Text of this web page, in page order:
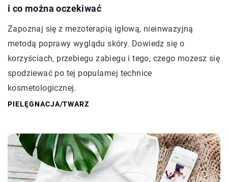
i co można oczekiwać
Zapoznaj się z mezoterapią igłową, nieinwazyjną
metodą poprawy wyglądu skóry. Dowiedz się o
korzyściach, przebiegu zabiegu i tego, czego mozesz się
spodziewać po tej popularnej technice
kosmetologicznej.
PIELĘGNACJA/TWARZ